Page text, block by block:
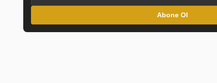
Abone Ol